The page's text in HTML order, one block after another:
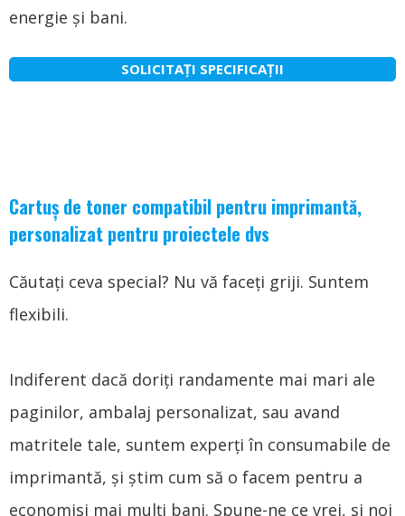
energie și bani.
SOLICITAȚI SPECIFICAȚII
Cartuș de toner compatibil pentru imprimantă,
personalizat pentru proiectele dvs
Căutaţi ceva special? Nu vă faceți griji. Suntem
flexibili.
Indiferent dacă doriți randamente mai mari ale
paginilor, ambalaj personalizat, sau avand
matritele tale, suntem experți în consumabile de
imprimantă, și știm cum să o facem pentru a
economisi mai mulți bani. Spune-ne ce vrei, si noi